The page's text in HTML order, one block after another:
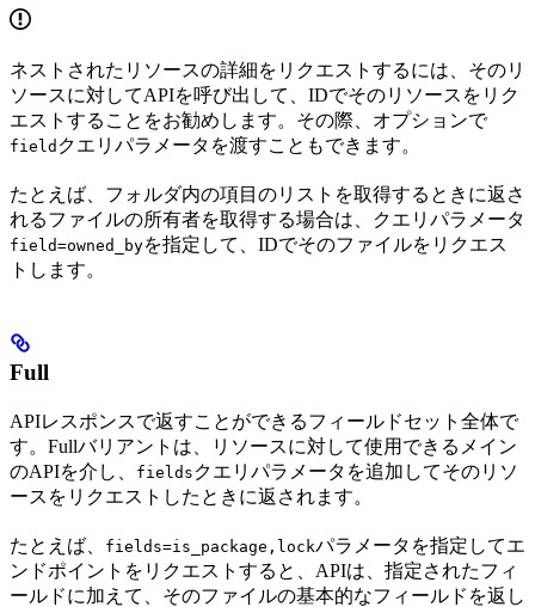
ネストされたリソースの詳細をリクエストするには、そのリ
ソースに対してAPIを呼び出して、IDでそのリソースをリク
エストすることをお勧めします。その際、オプションで
field クエリパラメータを渡すこともできます。
たとえば、フォルダ内の項目のリストを取得するときに返さ
れるファイルの所有者を取得する場合は、クエリパラメータ
field=owned_byを指定して、IDでそのファイルをリクエス
トします。
Full
APIレスポンスで返すことができるフィールドセット全体で
す。Fullバリアントは、リソースに対して使用できるメイン
のAPIを介し、
fields クエリパラメータを追加してそのリソ
ースをリクエストしたときに返されます。
たとえば、 fields=is_package,lockパラメータを指定してエ
ンドポイントをリクエストすると、APIは、指定されたフィ
ールドに加えて、そのファイルの基本的なフィールドを返し